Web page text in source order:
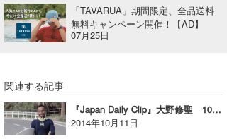
「TAVARUA」期間限定、全品送料
無料キャンペーン開催！【AD】
07月25日
関連する記事
『Japan Daily Clip』大野修聖 10/4＠伊良湖セッション！
2014年10月11日